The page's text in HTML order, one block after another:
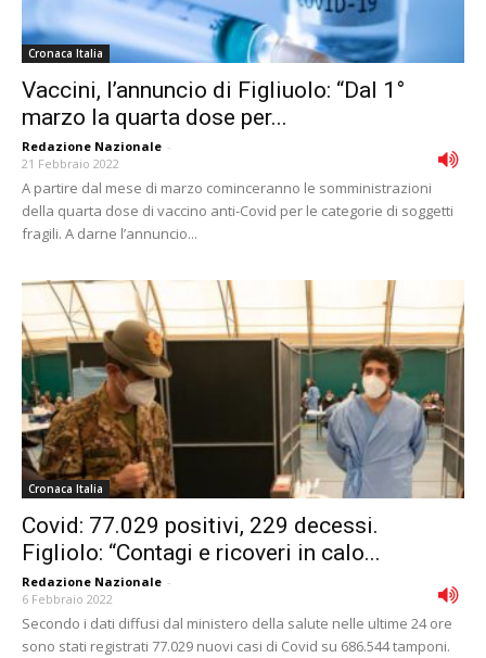
Cronaca Italia
Vaccini, l’annuncio di Figliuolo: “Dal 1°
marzo la quarta dose per...
Redazione Nazionale -
21 Febbraio 2022
A partire dal mese di marzo cominceranno le somministrazioni
della quarta dose di vaccino anti-Covid per le categorie di soggetti
fragili. A darne l’annuncio...
Cronaca Italia
Covid: 77.029 positivi, 229 decessi.
Figliolo: “Contagi e ricoveri in calo...
Redazione Nazionale -
6 Febbraio 2022
Secondo i dati diffusi dal ministero della salute nelle ultime 24 ore
sono stati registrati 77.029 nuovi casi di Covid su 686.544 tamponi.